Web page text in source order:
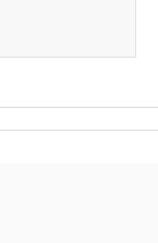
tình trạng bị mất
không cũng tùy
Samsung A80